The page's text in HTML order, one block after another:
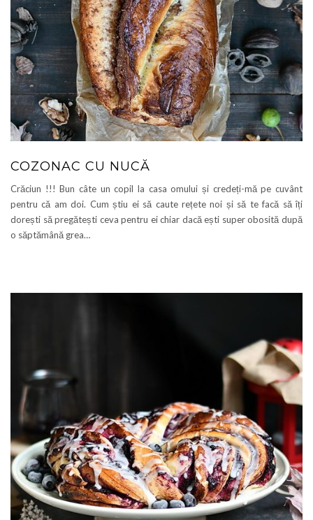
COZONAC CU NUCĂ
Crăciun !!! Bun câte un copil la casa omului și credeți-mă pe cuvânt
pentru că am doi. Cum știu ei să caute rețete noi și să te facă să îți
dorești să pregătești ceva pentru ei chiar dacă ești super obosită după
o săptămână grea…